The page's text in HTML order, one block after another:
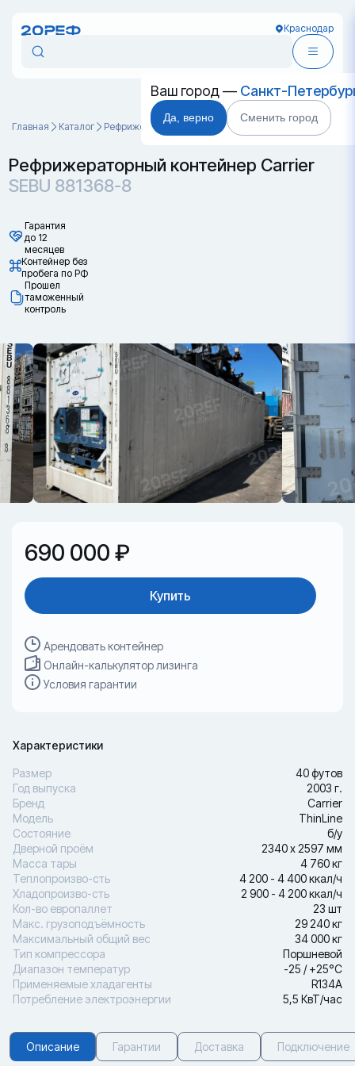
Краснодар
Ваш город — Санкт-
Да, верно Сменить город
Главная Каталог Рефрижераторные контейнеры SEBU 881368-8
Рефрижераторный контейнер Carrier
SEBU 881368-8
Гарантия
до 12
месяцев
Контейнер без
пробега по РФ
Прошел
таможенный
контроль
690 000 ₽
Купить
Арендовать контейнер
Онлайн-калькулятор лизинга
Условия гарантии
Характеристики
Размер
40 футов
Год выпуска
2003 г.
Бренд
Carrier
Модель
ThinLine
Состояние
б/у
Дверной проём
2340 х 2597 мм
Масса тары
4 760 кг
Теплопроизво-сть
4 200 - 4 400 ккал/ч
Хладопроизво-сть
2 900 - 4 200 ккал/ч
Кол-во европаллет
23 шт
Макс. грузоподъёмность
29 240 кг
Максимальный общий вес
34 000 кг
Тип компрессора
Поршневой
Диапазон температур
-25 / +25°С
Применяемые хладагенты
R134A
Потребление электроэнергии
5,5 КвТ/час
Описание Гарантии Доставка Подключение